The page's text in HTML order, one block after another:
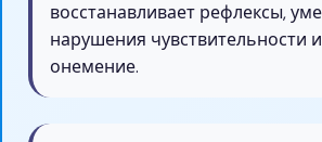
восстанавливает рефлексы,
нарушения чувствительности и
онемение.